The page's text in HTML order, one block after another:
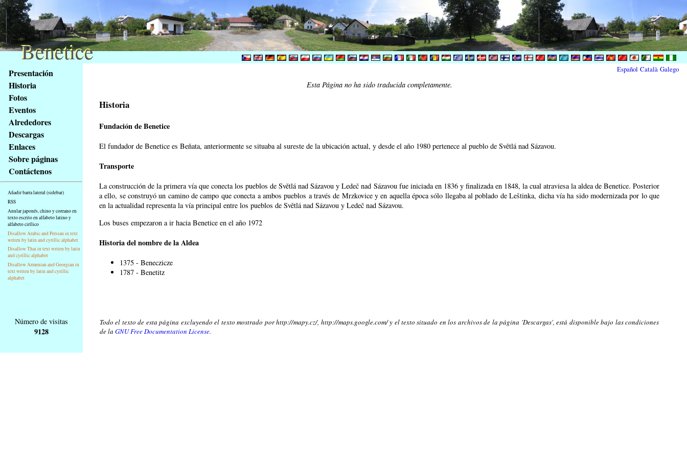
obsah
stránky
Klávesové
zkratky
tomto
webu
základní
Hlavní
strana
Presentación
Historia
Fotos
Eventos
Alrededores
Descargas
Enlaces
Sobre páginas
Contáctenos
Añadir barra lateral (sidebar)
RSS
Anular japonés, chino y coreano en
texto escrito en alfabeto latino y
alfabeto cirílico
Disallow Arabic and Persian in text
writen by latin and cyrillic alphabet
Disallow Thai in text writen by latin
and cyrillic alphabet
Disallow Armenian and Georgian in
text writen by latin and cyrillic
alphabet
Esta Página no ha sido traducida completamente.
Historia
Fundación de Benetice
El fundador de Benetice es Beňata, anteriormente se situaba al sureste de la ubicación actual, y desde el año 1980 pertenece al pueblo de Světlá nad Sázavou.
Transporte
La construcción de la primera vía que conecta los pueblos de Světlá nad Sázavou y Ledeč nad Sázavou fue iniciada en 1836 y finalizada en 1848, la cual atraviesa la aldea de Benetice. Posterior
a ello, se construyó un camino de campo que conecta a ambos pueblos a través de Mrzkovice y en aquella época sólo llegaba al poblado de Leštinka, dicha vía ha sido modernizada por lo que
en la actualidad representa la vía principal entre los pueblos de Světlá nad Sázavou y Ledeč nad Sázavou.
Los buses empezaron a ir hacia Benetice en el año 1972
Historia del nombre de la Aldea
1375 - Beneczicze
1787 - Benetitz
Número de visitas
9128
Todo el texto de esta página excluyendo el texto mostrado por http://mapy.cz/, http://maps.google.com/ y el texto situado en los archivos de la página 'Descargas', está disponible bajo las condiciones
de la GNU Free Documentation License.
Benetice
Benetice
Español Català Galego